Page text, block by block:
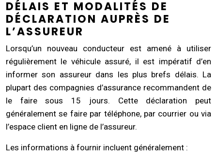
DÉLAIS ET MODALITÉS DE
DÉCLARATION AUPRÈS DE
L’ASSUREUR
Lorsqu’un nouveau conducteur est amené à utiliser
régulièrement le véhicule assuré, il est impératif d’en
informer son assureur dans les plus brefs délais. La
plupart des compagnies d’assurance recommandent de
le faire sous 15 jours. Cette déclaration peut
généralement se faire par téléphone, par courrier ou via
l’espace client en ligne de l’assureur.
Les informations à fournir incluent généralement :